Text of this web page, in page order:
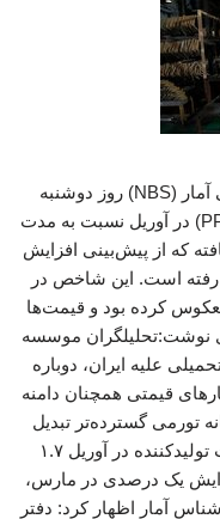
به گزارش خبرآنلاین،داده‌های دفتر ملی آمار (NBS) روز دوشنبه
نشان داد که شاخص قیمت تولیدکننده (PPI) در آوریل نسبت به مدت
افزایش یافته که از پیش‌بینی افزایش
رفته است. این شاخص در
ماهه خود را معکوس کرده بود و قیمت‌ها
نوشت:تحلیلگران موسسه
علیه ایران، دوباره
قیمتی همچنان دامنه
تورمی گسترده‌تر تبدیل
شوند.» بر مبنای ماهانه، شاخص قیمت تولیدکننده در آوریل ۱.۷
یک درصدی در مارس،
آمار اظهار کرد: دفتر